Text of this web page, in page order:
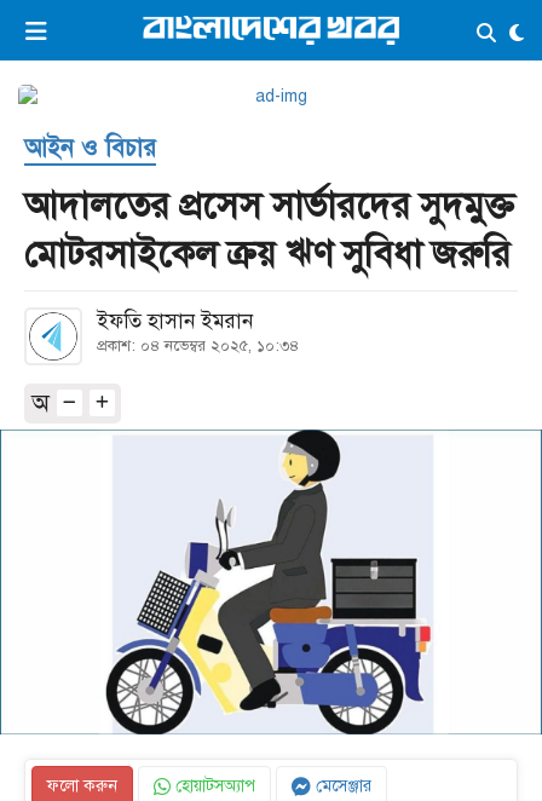
ভিডিও ই-পেপার লগইন ×
প্রচ্ছদ
সর্বশেষ
সব বিভাগ
কনভার্টার
আইন ও বিচার
আদালতের প্রসেস সার্ভারদের সুদমুক্ত
মোটরসাইকেল ক্রয় ঋণ সুবিধা জরুরি
ইফতি হাসান ইমরান
প্রকাশ: ০৪ নভেম্বর ২০২৫, ১০:৩৪
অ
ফলো করুন হোয়াটসঅ্যাপ মেসেঞ্জার